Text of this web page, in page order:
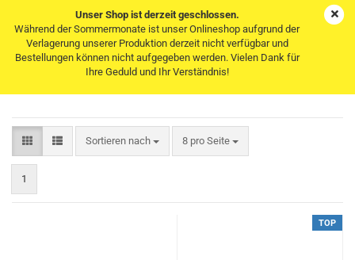
Unser Shop ist derzeit geschlossen.
Während der Sommermonate ist unser Onlineshop aufgrund der
Verlagerung unserer Produktion derzeit nicht verfügbar und
Bestellungen können nicht aufgegeben werden. Vielen Dank für
Ihre Geduld und Ihr Verständnis!
Sortieren nach
Sortieren nach 8 pro Seite
pro Seite
1
TOP